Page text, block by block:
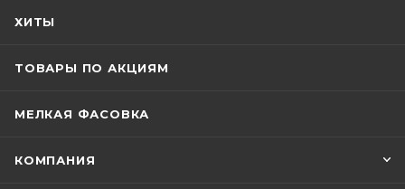
ХИТЫ
ТОВАРЫ ПО АКЦИЯМ
МЕЛКАЯ ФАСОВКА
КОМПАНИЯ